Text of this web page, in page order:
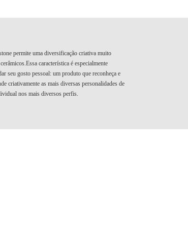
permite uma diversificação criativa muito
característica é especialmente
seu gosto pessoal: um produto que reconheça e
criativamente as mais diversas personalidades de
nos mais diversos perfis.